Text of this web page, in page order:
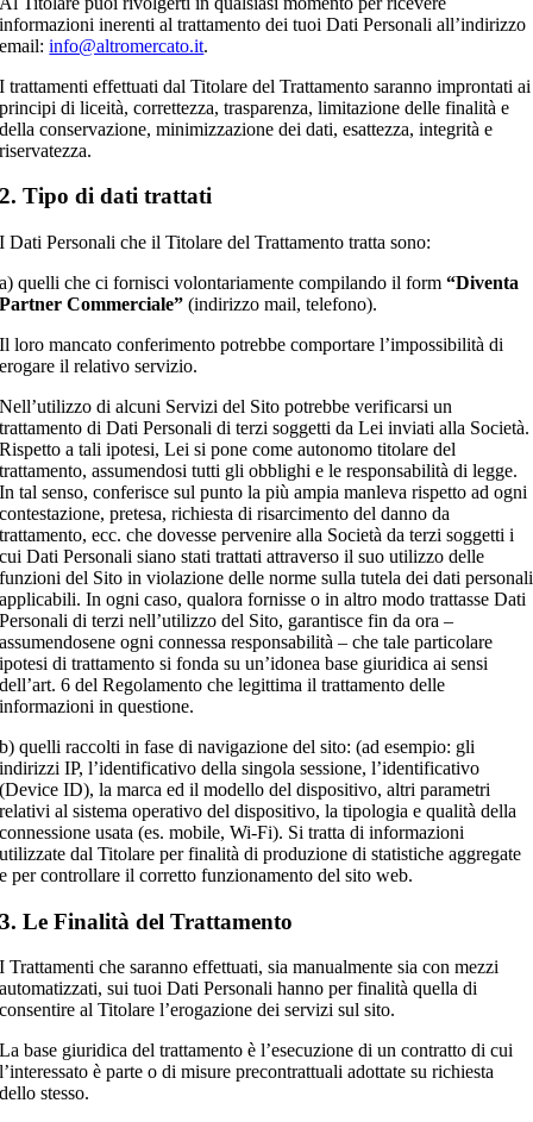
informazioni inerenti al trattamento dei tuoi Dati Personali all’indirizzo
email:info@altromercato.it.
I trattamenti effettuati dal Titolare del Trattamento saranno improntati ai
principi di liceità, correttezza, trasparenza, limitazione delle finalità e
della conservazione, minimizzazione dei dati, esattezza, integrità e
riservatezza.
2. Tipo di dati trattati
I Dati Personali che il Titolare del Trattamento tratta sono:
a) quelli che ci fornisci volontariamente compilando il form“Diventa
Partner Commerciale” (indirizzo mail, telefono).
Il loro mancato conferimento potrebbe comportare l’impossibilità di
erogare il relativo servizio.
Nell’utilizzo di alcuni Servizi del Sito potrebbe verificarsi un
trattamento di Dati Personali di terzi soggetti da Lei inviati alla Società.
Rispetto a tali ipotesi, Lei si pone come autonomo titolare del
trattamento, assumendosi tutti gli obblighi e le responsabilità di legge.
In tal senso, conferisce sul punto la più ampia manleva rispetto ad ogni
contestazione, pretesa, richiesta di risarcimento del danno da
trattamento, ecc. che dovesse pervenire alla Società da terzi soggetti i
cui Dati Personali siano stati trattati attraverso il suo utilizzo delle
funzioni del Sito in violazione delle norme sulla tutela dei dati personali
applicabili. In ogni caso, qualora fornisse o in altro modo trattasse Dati
Personali di terzi nell’utilizzo del Sito, garantisce fin da ora –
assumendosene ogni connessa responsabilità – che tale particolare
ipotesi di trattamento si fonda su un’idonea base giuridica ai sensi
dell’art. 6 del Regolamento che legittima il trattamento delle
informazioni in questione.
b) quelli raccolti in fase di navigazione del sito: (ad esempio: gli
indirizzi IP, l’identificativo della singola sessione, l’identificativo
(Device ID), la marca ed il modello del dispositivo, altri parametri
relativi al sistema operativo del dispositivo, la tipologia e qualità della
connessione usata (es. mobile, Wi-Fi). Si tratta di informazioni
utilizzate dal Titolare per finalità di produzione di statistiche aggregate
e per controllare il corretto funzionamento del sito web.
3. Le Finalità del Trattamento
I Trattamenti che saranno effettuati, sia manualmente sia con mezzi
automatizzati, sui tuoi Dati Personali hanno per finalità quella di
consentire al Titolare l’erogazione dei servizi sul sito.
La base giuridica del trattamento è l’esecuzione di un contratto di cui
l’interessato è parte o di misure precontrattuali adottate su richiesta
dello stesso.